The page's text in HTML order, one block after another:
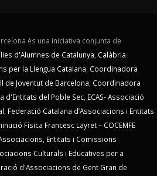
és una iniciativa conjunta de
d'Alumnes de Catalunya, Calàbria
per la Llengua Catalana, Coordinadora
de Joventut de Barcelona, Coordinadora
d'Entitats del Poble Sec, ECAS- Associació
, Federació Catalana d’Associacions i Entitats
Física Francesc Layret – COCEMFE
Entitats i Comissions
Culturals i Educatives per a
d'Associacions de Gent Gran de